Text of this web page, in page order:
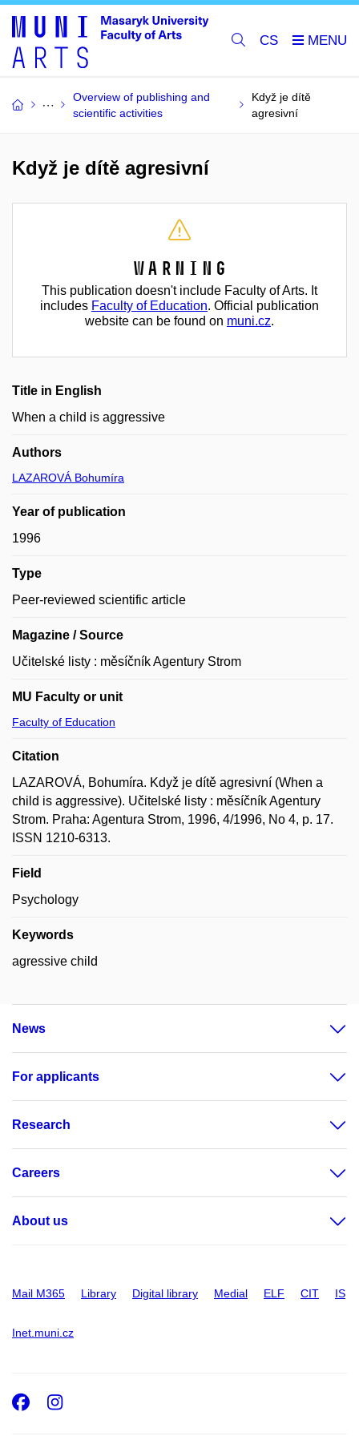
CS
Overview of publishing and
scientific activities
Když je dítě
agresivní
Když je dítě agresivní
Warning
This publication doesn't include Faculty of Arts. It
includes Faculty of Education. Official publication
website can be found on muni.cz.
Title in English
When a child is aggressive
Authors
LAZAROVÁ Bohumíra
Year of publication
1996
Type
Peer-reviewed scientific article
Magazine / Source
Učitelské listy : měsíčník Agentury Strom
MU Faculty or unit
Faculty of Education
Citation
LAZAROVÁ, Bohumíra. Když je dítě agresivní (When a
child is aggressive). Učitelské listy : měsíčník Agentury
Strom. Praha: Agentura Strom, 1996, 4/1996, No 4, p. 17.
ISSN 1210-6313.
Field
Psychology
Keywords
agressive child
News
For applicants
Research
Careers
About us
Mail M365 Library Digital library Medial ELF CIT IS
Inet.muni.cz
Facebook
Instagram